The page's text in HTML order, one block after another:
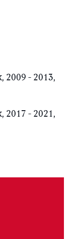
2009 - 2013,
2017 - 2021,